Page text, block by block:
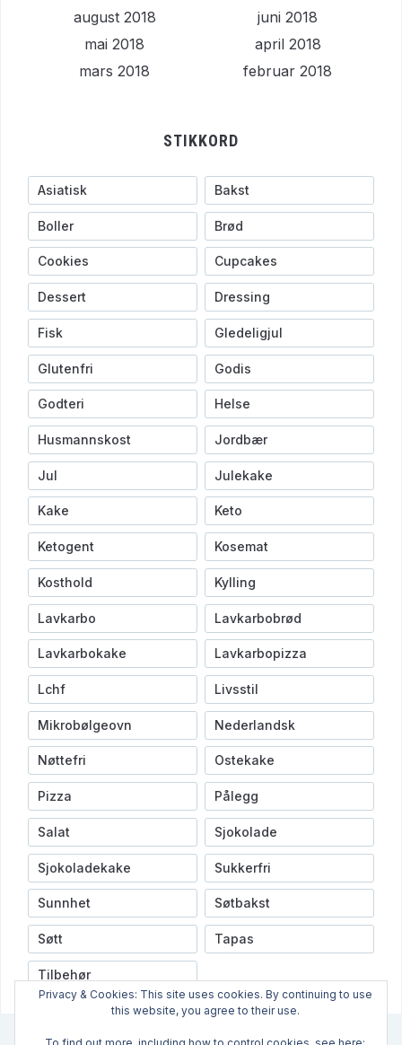
august 2018
juni 2018
mai 2018
april 2018
mars 2018
februar 2018
STIKKORD
Asiatisk Bakst
Boller Brød
Cookies Cupcakes
Dessert Dressing
Fisk Gledeligjul
Glutenfri Godis
Godteri Helse
Husmannskost Jordbær
Jul Julekake
Kake Keto
Ketogent Kosemat
Kosthold Kylling
Lavkarbo Lavkarbobrød
Lavkarbokake Lavkarbopizza
Lchf Livsstil
Mikrobølgeovn Nederlandsk
Nøttefri Ostekake
Pizza Pålegg
Salat Sjokolade
Sjokoladekake Sukkerfri
Sunnhet Søtbakst
Søtt Tapas
Tilbehør
Privacy & Cookies: This site uses cookies. By continuing to use
this website, you agree to their use.